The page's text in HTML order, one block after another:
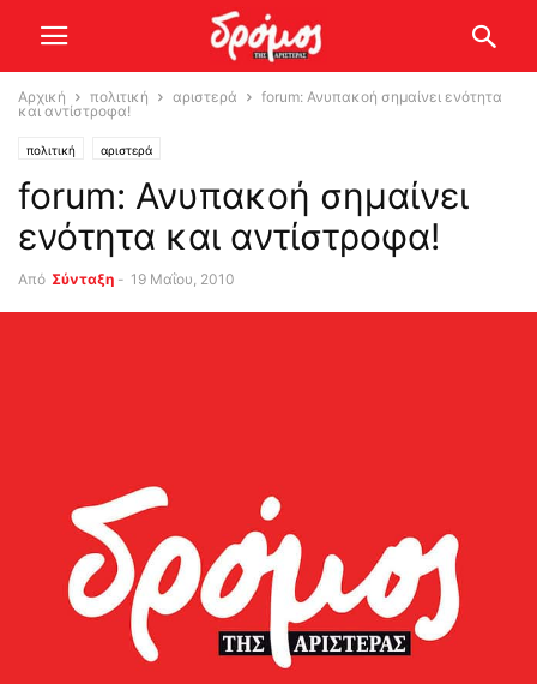
Αρχική πολιτική αριστερά
forum: Ανυπακοή σημαίνει ενότητα
και αντίστροφα!
πολιτική αριστερά
forum: Ανυπακοή σημαίνει
ενότητα και αντίστροφα!
Από Σύνταξη - 19 Μαΐου, 2010